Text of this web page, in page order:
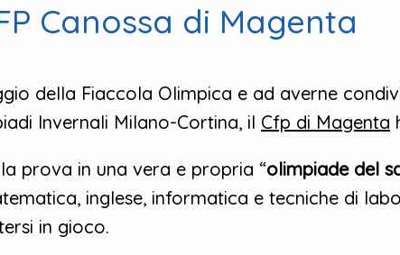
Canossa di Magenta
della Fiaccola Olimpica e ad averne
Invernali Milano-Cortina, il Cfp di Magenta
prova in una vera e propria “olimpiade del
inglese, informatica e tecniche di
in gioco.